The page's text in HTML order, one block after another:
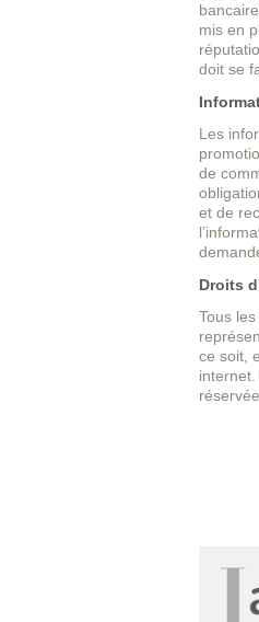
mis en
doit se
Les
de
et de
Droits
Tous
ce soit,
internet.